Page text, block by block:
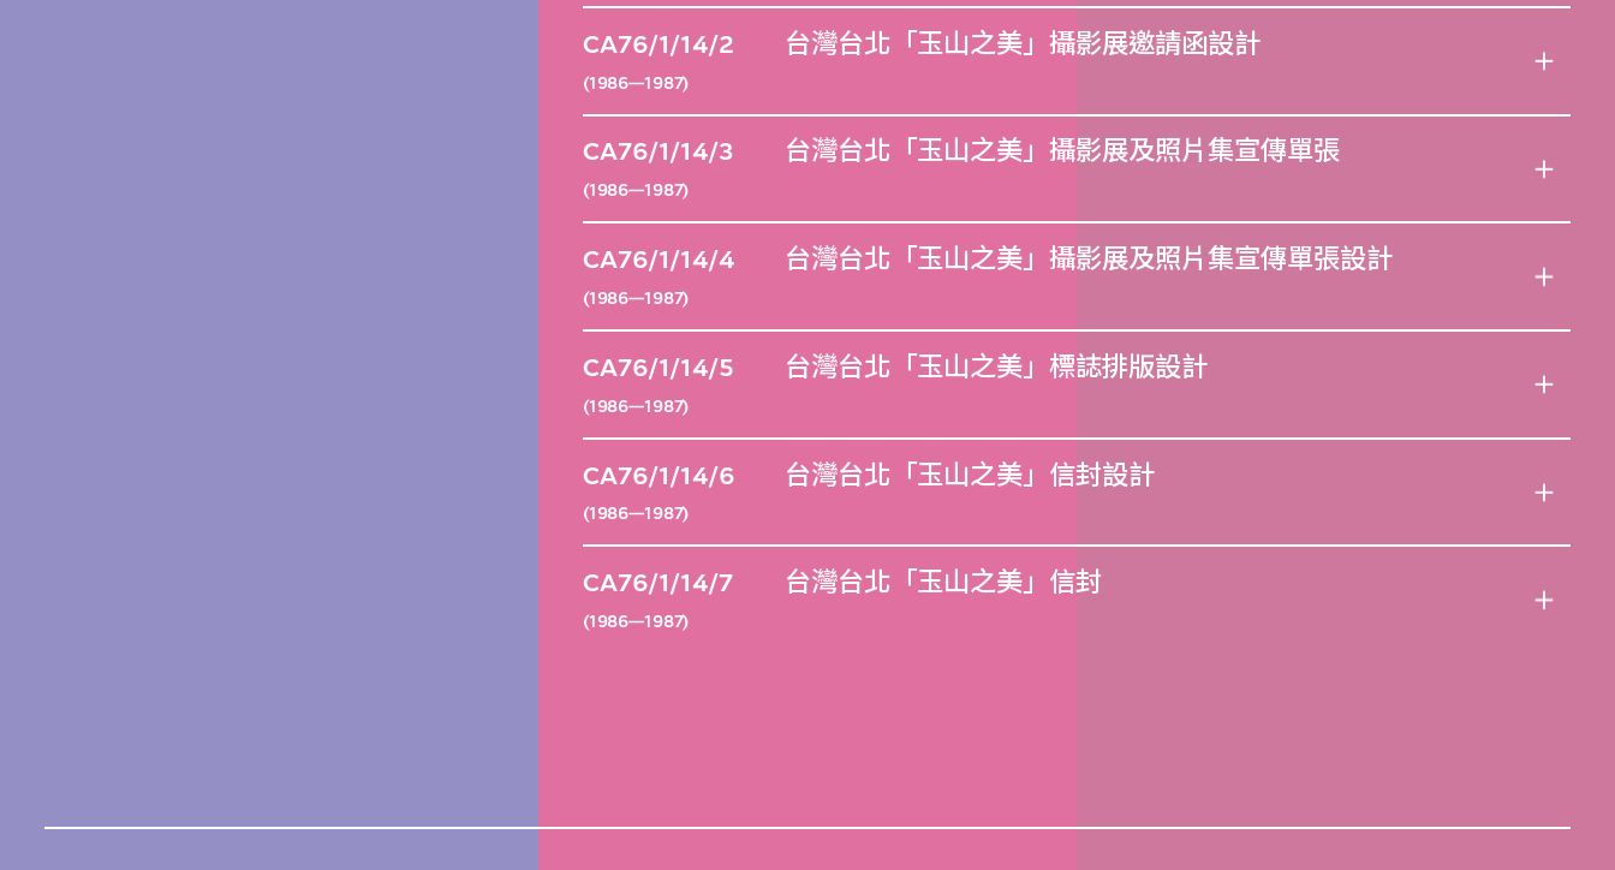
CA76/1/14/2
(1986—1987)
台灣台北「玉山之美」攝影展邀請函設計
CA76/1/14/3
(1986—1987)
台灣台北「玉山之美」攝影展及照片集宣傳單張
CA76/1/14/4
(1986—1987)
台灣台北「玉山之美」攝影展及照片集宣傳單張設計
CA76/1/14/5
(1986—1987)
台灣台北「玉山之美」標誌排版設計
CA76/1/14/6
(1986—1987)
台灣台北「玉山之美」信封設計
CA76/1/14/7
(1986—1987)
台灣台北「玉山之美」信封